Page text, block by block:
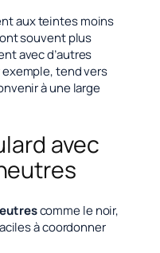
aux teintes moins
souvent plus
avec d’autres
tend vers
à une large
avec
comme le noir,
à coordonner